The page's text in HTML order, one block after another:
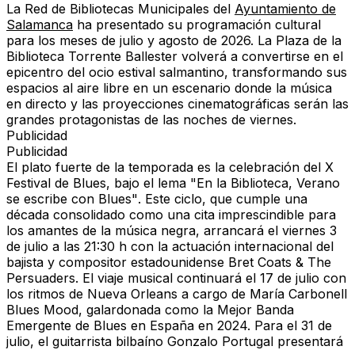
La Red de Bibliotecas Municipales del Ayuntamiento de
Salamanca ha presentado su programación cultural
para los meses de julio y agosto de 2026. La Plaza de la
Biblioteca Torrente Ballester volverá a convertirse en el
epicentro del ocio estival salmantino, transformando sus
espacios al aire libre en un escenario donde la música
en directo y las proyecciones cinematográficas serán las
grandes protagonistas de las noches de viernes.
Publicidad
Publicidad
El plato fuerte de la temporada es la celebración del X
Festival de Blues, bajo el lema "En la Biblioteca, Verano
se escribe con Blues". Este ciclo, que cumple una
década consolidado como una cita imprescindible para
los amantes de la música negra, arrancará el viernes 3
de julio a las 21:30 h con la actuación internacional del
bajista y compositor estadounidense Bret Coats & The
Persuaders. El viaje musical continuará el 17 de julio con
los ritmos de Nueva Orleans a cargo de María Carbonell
Blues Mood, galardonada como la Mejor Banda
Emergente de Blues en España en 2024. Para el 31 de
julio, el guitarrista bilbaíno Gonzalo Portugal presentará